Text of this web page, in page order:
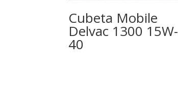
Cubeta Mobile
Delvac 1300 15W-
40